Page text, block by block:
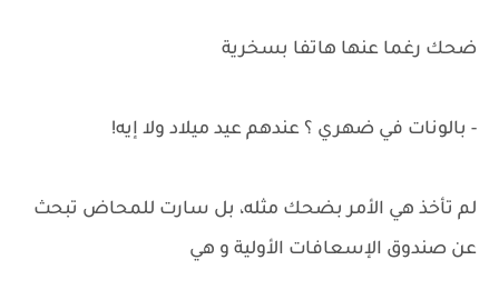
ضحك رغما عنها هاتفا بسخرية
- بالونات في ضهري ؟ عندهم عيد ميلاد ولا إيه!
لم تأخذ هي الأمر بضحك مثله، بل سارت للمحاض تبحث
عن صندوق الإسعافات الأولية و هي